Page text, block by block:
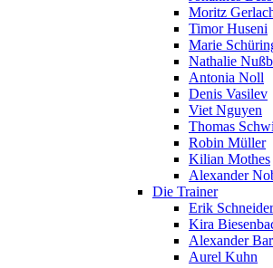
Moritz
Timor Huseni
Marie
Nathalie
Antonia Noll
Denis Vasilev
Viet Nguyen
Thomas
Robin Müller
Kilian Mothes
Alexander
Die Trainer
Erik Schneider
Kira
Alexander
Aurel Kuhn